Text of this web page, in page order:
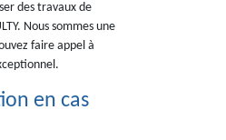
des travaux de
Nous sommes une
faire appel à
en cas